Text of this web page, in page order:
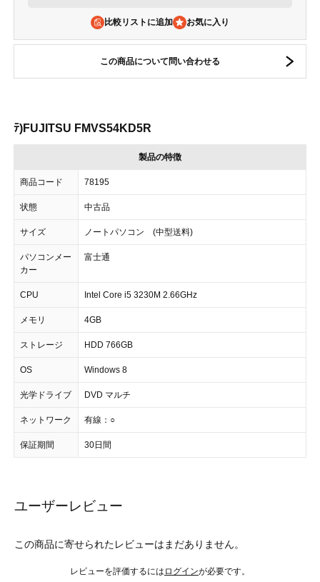
比較リストに追加
この商品について問い合わせる
ﾃ)FUJITSU FMVS54KD5R
製品の特徴
商品コード 78195
状態 中古品
サイズ ノートパソコン (中型送料)
パソコンメー
カー
富士通
CPU Intel Core i5 3230M 2.66GHz
メモリ 4GB
ストレージ HDD 766GB
OS Windows 8
光学ドライブ DVD マルチ
ネットワーク 有線：○
保証期間 30日間
ユーザーレビュー
この商品に寄せられたレビューはまだありません。
レビューを評価するには ログインが必要です。